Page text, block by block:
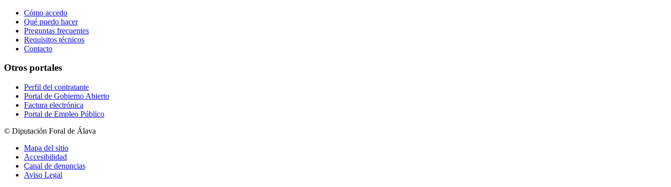
Cómo accedo
Qué puedo hacer
Preguntas frecuentes
Requisitos técnicos
Contacto
Otros portales
Perfil del contratante
Portal de Gobierno Abierto
Factura electrónica
Portal de Empleo Público
© Diputación Foral de Álava
Mapa del sitio
Accesibilidad
Canal de denuncias
Aviso Legal